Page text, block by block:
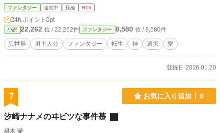
『祈りの果てに ― 無限の箱庭で笑う者 ―』
ファンタジー 連載中 長編 R15
24h.ポイント 0pt
小説 22,262 位 / 22,262件 ファンタジー 8,580 位 / 8,580件
異世界 男主人公 ファンタジー 転生 神 選択 愛
登録日 2026.01.20
7 お気に入り追加 0
汐崎ナナメのヰビツな事件慕
椹木 游